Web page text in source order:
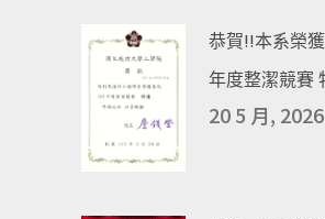
恭賀!!本系榮
年度整潔競賽
20 5 月, 2026